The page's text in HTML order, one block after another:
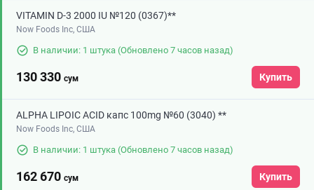
VITAMIN D-3 2000 IU №120 (0367)**
Now Foods Inc, США
В наличии: 1 штука (Обновлено 7 часов назад)
130 330 сум Купить
ALPHA LIPOIC ACID капс 100mg №60 (3040) **
Now Foods Inc, США
В наличии: 1 штука (Обновлено 7 часов назад)
162 670 сум Купить